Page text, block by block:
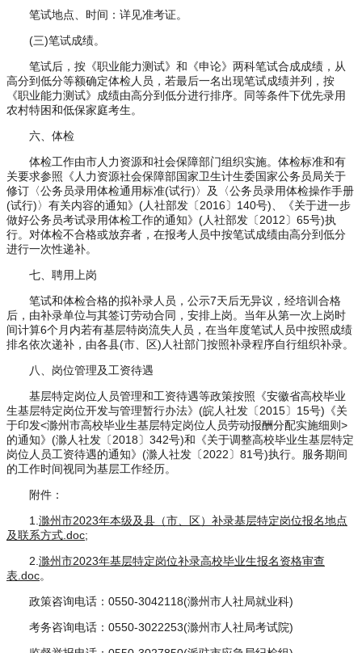
笔试地点、时间：详见准考证。
(三)笔试成绩。
笔试后，按《职业能力测试》和《申论》两科笔试合成成绩，从
高分到低分等额确定体检人员，若最后一名出现笔试成绩并列，按
《职业能力测试》成绩由高分到低分进行排序。同等条件下优先录用
农村特困和低保家庭考生。
六、体检
体检工作由市人力资源和社会保障部门组织实施。体检标准和有
关要求参照《人力资源社会保障部国家卫生计生委国家公务员局关于
修订〈公务员录用体检通用标准(试行)〉及〈公务员录用体检操作手册
(试行)〉有关内容的通知》(人社部发〔2016〕140号)、《关于进一步
做好公务员考试录用体检工作的通知》(人社部发〔2012〕65号)执
行。对体检不合格或放弃者，在报考人员中按笔试成绩由高分到低分
进行一次性递补。
七、聘用上岗
笔试和体检合格的拟补录人员，公示7天后无异议，经培训合格
后，由补录单位与其签订劳动合同，安排上岗。当年从第一次上岗时
间计算6个月内若有基层特岗流失人员，在当年度笔试人员中按照成绩
排名依次递补，由各县(市、区)人社部门按照补录程序自行组织补录。
八、岗位管理及工资待遇
基层特定岗位人员管理和工资待遇等政策按照《安徽省高校毕业
生基层特定岗位开发与管理暂行办法》(皖人社发〔2015〕15号)《关
于印发<滁州市高校毕业生基层特定岗位人员劳动报酬分配实施细则>
的通知》(滁人社发〔2018〕342号)和《关于调整高校毕业生基层特定
岗位人员工资待遇的通知》(滁人社发〔2022〕81号)执行。服务期间
的工作时间视同为基层工作经历。
附件：
1.滁州市2023年本级及县（市、区）补录基层特定岗位报名地点
及联系方式.doc;
2.滁州市2023年基层特定岗位补录高校毕业生报名资格审查
表.doc。
政策咨询电话：0550-3042118(滁州市人社局就业科)
考务咨询电话：0550-3022253(滁州市人社局考试院)